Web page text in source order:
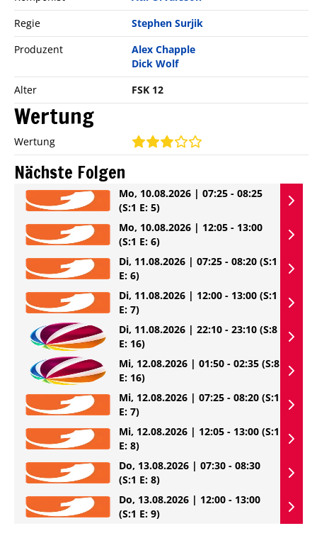
Regie
Stephen Surjik
Produzent
Alex Chapple
Dick Wolf
Alter
FSK 12
Wertung
Wertung
Nächste Folgen
Mo, 10.08.2026 | 07:25 - 08:25
(S:1 E: 5)
Mo, 10.08.2026 | 12:05 - 13:00
(S:1 E: 6)
Di, 11.08.2026 | 07:25 - 08:20 (S:1
E: 6)
Di, 11.08.2026 | 12:00 - 13:00 (S:1
E: 7)
Di, 11.08.2026 | 22:10 - 23:10 (S:8
E: 16)
Mi, 12.08.2026 | 01:50 - 02:35 (S:8
E: 16)
Mi, 12.08.2026 | 07:25 - 08:20 (S:1
E: 7)
Mi, 12.08.2026 | 12:05 - 13:00 (S:1
E: 8)
Do, 13.08.2026 | 07:30 - 08:30
(S:1 E: 8)
Do, 13.08.2026 | 12:00 - 13:00
(S:1 E: 9)